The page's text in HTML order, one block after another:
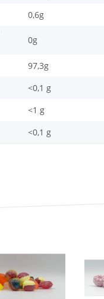
0,6g
0g
97,3g
<0,1 g
<1 g
<0,1 g